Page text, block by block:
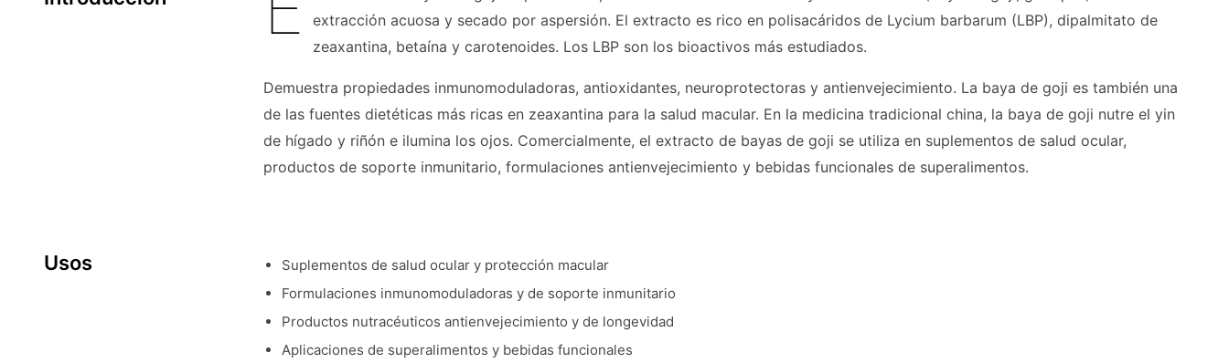
extracción acuosa y secado por aspersión. El extracto es rico en polisacáridos de Lycium barbarum (LBP), dipalmitato de
zeaxantina, betaína y carotenoides. Los LBP son los bioactivos más estudiados.
Demuestra propiedades inmunomoduladoras, antioxidantes, neuroprotectoras y antienvejecimiento. La baya de goji es también una
de las fuentes dietéticas más ricas en zeaxantina para la salud macular. En la medicina tradicional china, la baya de goji nutre el yin
de hígado y riñón e ilumina los ojos. Comercialmente, el extracto de bayas de goji se utiliza en suplementos de salud ocular,
productos de soporte inmunitario, formulaciones antienvejecimiento y bebidas funcionales de superalimentos.
Usos
Suplementos de salud ocular y protección macular
Formulaciones inmunomoduladoras y de soporte inmunitario
Productos nutracéuticos antienvejecimiento y de longevidad
Aplicaciones de superalimentos y bebidas funcionales